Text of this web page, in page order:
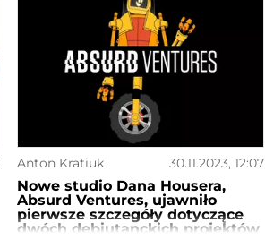
Anton Kratiuk 30.11.2023, 12:07
Nowe studio Dana Housera,
Absurd Ventures, ujawniło
pierwsze szczegóły dotyczące
dwóch debiutanckich projektów